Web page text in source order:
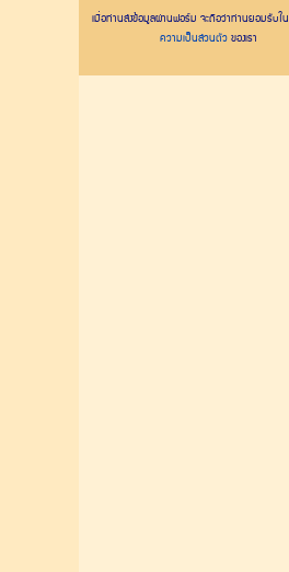
เมื่อท่านส่งข้อมูลผ่านฟอร์ม จะถือว่าท่านยอมรับใน
ความเป็นส่วนตัวของเรา